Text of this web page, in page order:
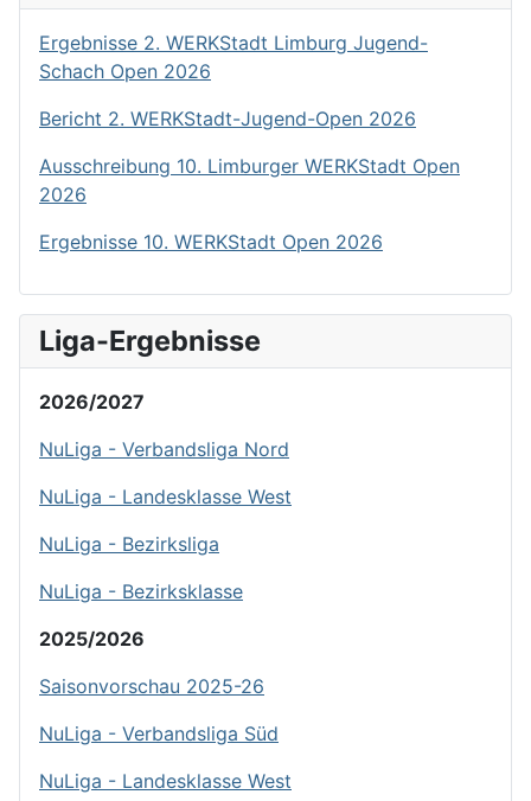
Ergebnisse 2. WERKStadt Limburg Jugend-
Schach Open 2026
Bericht 2. WERKStadt-Jugend-Open 2026
Ausschreibung 10. Limburger WERKStadt Open
2026
Ergebnisse 10. WERKStadt Open 2026
Liga-Ergebnisse
2026/2027
NuLiga - Verbandsliga Nord
NuLiga - Landesklasse West
NuLiga - Bezirksliga
NuLiga - Bezirksklasse
2025/2026
Saisonvorschau 2025-26
NuLiga - Verbandsliga Süd
NuLiga - Landesklasse West